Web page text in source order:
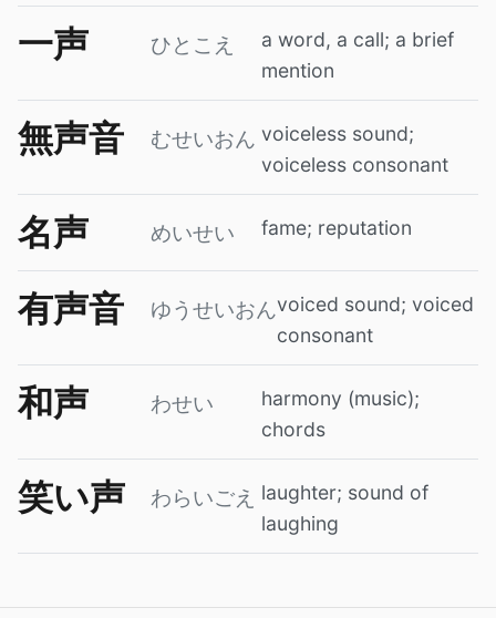
一声 ひとこえ
a word, a call; a brief
mention
無声音 むせいおん voiceless sound;
voiceless consonant
名声 めいせい fame; reputation
有声音 ゆうせいおんvoiced sound; voiced
consonant
和声 わせい
harmony (music);
chords
笑い声 わらいごえ laughter; sound of
laughing